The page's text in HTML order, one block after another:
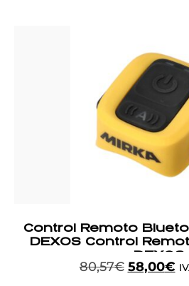
Control Remoto
DEXOS Control
DEXOS
80,57€ 58,00€